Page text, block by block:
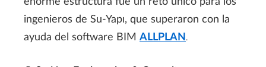
ingenieros de Su-Yapı, que superaron con la
ayuda del software BIM ALLPLAN .